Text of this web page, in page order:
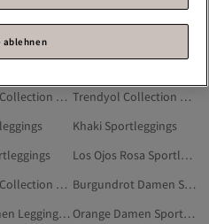
Khaki Damen Sportleggings
Silberfarben Damen Sportleggings
Trendyol Collection Grau Sportleggings
Trendyol Collection Grün Sportleggings
Khaki Sportleggings
Los Ojos Rosa Sportleggings
Trendyol Collection Ekru Sportleggings
Burgundrot Damen Sportleggings
Rosa Damen Leggings In Großen Größen
Orange Damen Sportleggings
ablehnen